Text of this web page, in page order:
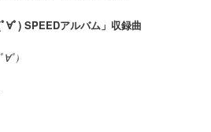
∀ﾟ) SPEEDアルバム」収録曲
∀ﾟ)